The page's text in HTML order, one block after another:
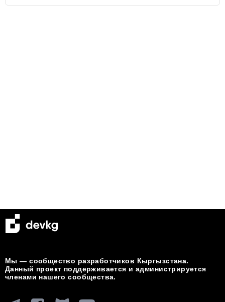
Мы — сообщество разработчиков Кыргызстана.
Данный проект поддерживается и администрируется
членами нашего сообщества.